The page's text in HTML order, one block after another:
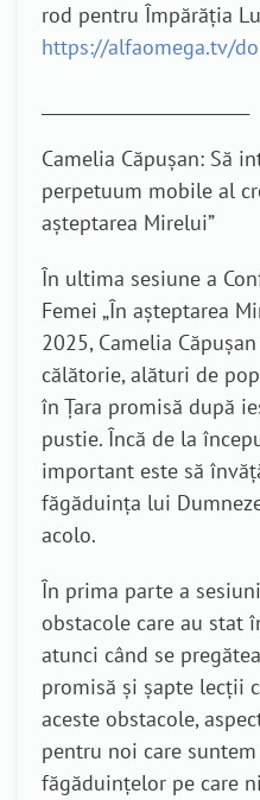
rod pentru Împărăția
https://alfaomega.tv/
Camelia Căpușan: Să
perpetuum mobile al
așteptarea Mirelui”
În ultima sesiune a
Femei „În așteptarea
2025, Camelia
călătorie, alături de
în Țara promisă după
pustie. Încă de la
important este să
făgăduința lui
acolo.
În prima parte a
obstacole care au stat
atunci când se
promisă și șapte lecții
aceste obstacole,
pentru noi care
făgăduințelor pe care